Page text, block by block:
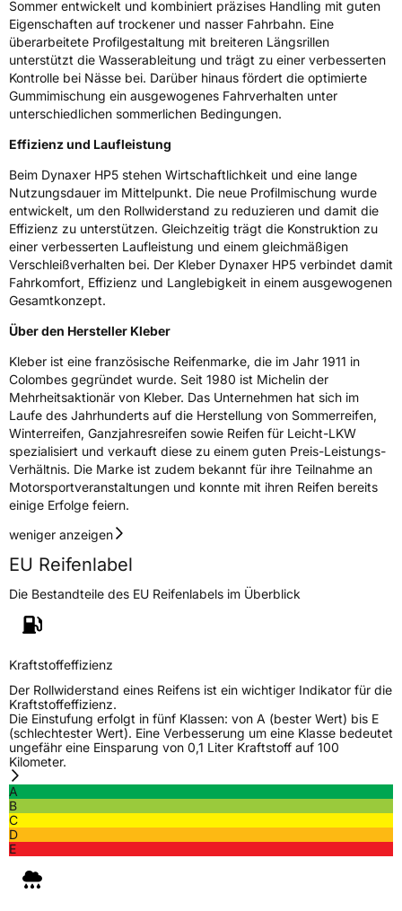
EU Label
EffizienzB
NasshaftungA
Rollgeräusch (Klasse)B
Rollgeräusch (dB) 73
FahrzeugklasseC1
3PMSF / Schneeflockensymbol / Alpine-SymbolNein
EisgripNein
EPREL ID 2458191
Allgemeine Produktsicherheit (GPSR)
Herstellerkontakt MANUFACTURE FRANCAISE DES
PNEUMATIQUES MICHELIN, place des
Carmes-Déchaux 23 63000 Clermont-
Ferrand Frankreich, contact@tc.michelin.eu
Sommer entwickelt und kombiniert präzises Handling mit guten
Eigenschaften auf trockener und nasser Fahrbahn. Eine
überarbeitete Profilgestaltung mit breiteren Längsrillen
unterstützt die Wasserableitung und trägt zu einer verbesserten
Kontrolle bei Nässe bei. Darüber hinaus fördert die optimierte
Gummimischung ein ausgewogenes Fahrverhalten unter
unterschiedlichen sommerlichen Bedingungen.
Effizienz und Laufleistung
Beim Dynaxer HP5 stehen Wirtschaftlichkeit und eine lange
Nutzungsdauer im Mittelpunkt. Die neue Profilmischung wurde
entwickelt, um den Rollwiderstand zu reduzieren und damit die
Effizienz zu unterstützen. Gleichzeitig trägt die Konstruktion zu
einer verbesserten Laufleistung und einem gleichmäßigen
Verschleißverhalten bei. Der Kleber Dynaxer HP5 verbindet damit
Fahrkomfort, Effizienz und Langlebigkeit in einem ausgewogenen
Gesamtkonzept.
Über den Hersteller Kleber
Kleber ist eine französische Reifenmarke, die im Jahr 1911 in
Colombes gegründet wurde. Seit 1980 ist Michelin der
Mehrheitsaktionär von Kleber. Das Unternehmen hat sich im
Laufe des Jahrhunderts auf die Herstellung von Sommerreifen,
Winterreifen, Ganzjahresreifen sowie Reifen für Leicht-LKW
spezialisiert und verkauft diese zu einem guten Preis-Leistungs-
Verhältnis. Die Marke ist zudem bekannt für ihre Teilnahme an
Motorsportveranstaltungen und konnte mit ihren Reifen bereits
einige Erfolge feiern.
weniger anzeigen
EU Reifenlabel
Die Bestandteile des EU Reifenlabels im Überblick
Kraftstoffeffizienz
Der Rollwiderstand eines Reifens ist ein wichtiger Indikator für die
Kraftstoffeffizienz.
Die Einstufung erfolgt in fünf Klassen: von A (bester Wert) bis E
(schlechtester Wert). Eine Verbesserung um eine Klasse bedeutet
ungefähr eine Einsparung von 0,1 Liter Kraftstoff auf 100
Kilometer.
A
B
C
D
E